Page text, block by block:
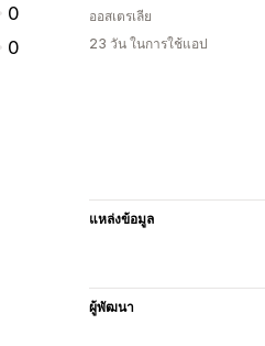
0
0
ออสเตรเลีย
23 วัน ในการใช้แอป
แหล่งข้อมูล
ผู้พัฒนา